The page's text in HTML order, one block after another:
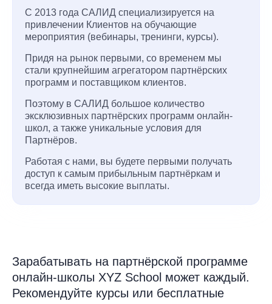
С 2013 года САЛИД специализируется на
привлечении Клиентов на обучающие
мероприятия (вебинары, тренинги, курсы).
Придя на рынок первыми, со временем мы
стали крупнейшим агрегатором партнёрских
программ и поставщиком клиентов.
Поэтому в САЛИД большое количество
эксклюзивных партнёрских программ онлайн-
школ, а также уникальные условия для
Партнёров.
Работая с нами, вы будете первыми получать
доступ к самым прибыльным партнёркам и
всегда иметь высокие выплаты.
Зарабатывать на партнёрской программе
онлайн-школы XYZ School может каждый.
Рекомендуйте курсы или бесплатные